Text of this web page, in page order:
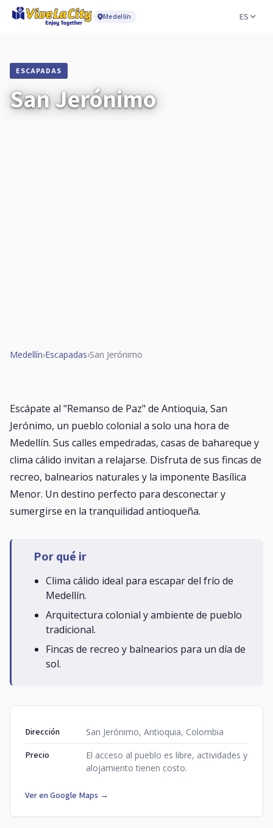
Medellín ES
ESCAPADAS
San Jerónimo
Medellín›Escapadas›San Jerónimo
Escápate al "Remanso de Paz" de Antioquia, San
Jerónimo, un pueblo colonial a solo una hora de
Medellín. Sus calles empedradas, casas de bahareque y
clima cálido invitan a relajarse. Disfruta de sus fincas de
recreo, balnearios naturales y la imponente Basílica
Menor. Un destino perfecto para desconectar y
sumergirse en la tranquilidad antioqueña.
Por qué ir
Clima cálido ideal para escapar del frío de
Medellín.
Arquitectura colonial y ambiente de pueblo
tradicional.
Fincas de recreo y balnearios para un día de
sol.
Dirección San Jerónimo, Antioquia, Colombia
Precio
El acceso al pueblo es libre, actividades y
alojamiento tienen costo.
Ver en Google Maps →